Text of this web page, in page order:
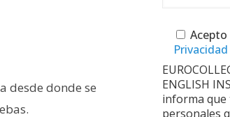
desde donde se
Acepto
Privacidad
ENGLISH
informa
personales